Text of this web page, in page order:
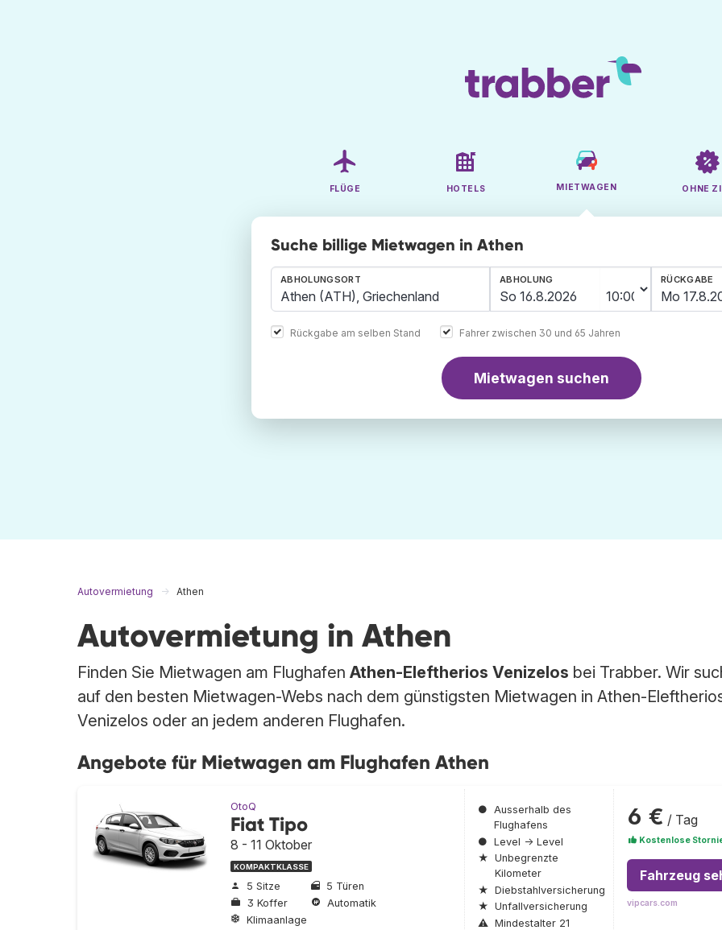
FLÜGE HOTELS MIETWAGEN OHNE
Suche billige Mietwagen in Athen
ABHOLUNGSORT ABHOLUNG RÜCKGABE
Rückgabe am selben Stand Fahrer zwischen 30 und 65 Jahren
Mietwagen suchen
Autovermietung Athen
Autovermietung in Athen
Finden Sie Mietwagen am Flughafen Athen-Eleftherios Venizelos bei Trabber. Wir
auf den besten Mietwagen-Webs nach dem günstigsten Mietwagen in Athen-
Venizelos oder an jedem anderen Flughafen.
Angebote für Mietwagen am Flughafen Athen
OtoQ
Fiat Tipo
8 - 11 Oktober
KOMPAKTKLASSE
5 Sitze
5 Türen
3 Koffer
Automatik
Klimaanlage
● Ausserhalb des
Flughafens
● Level → Level
★ Unbegrenzte
Kilometer
★ Diebstahlversicherung
★ Unfallversicherung
⚠ Mindestalter 21
6 € / Tag
Kostenlose
Fahrzeug
vipcars.com